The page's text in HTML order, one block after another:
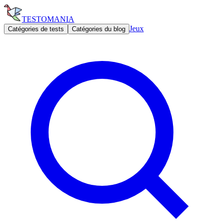
TESTOMANIA
Catégories de tests Catégories du blog Jeux